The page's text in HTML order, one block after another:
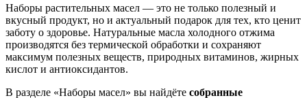
Наборы растительных масел — это не только полезный и
вкусный продукт, но и актуальный подарок для тех, кто ценит
заботу о здоровье. Натуральные масла холодного отжима
производятся без термической обработки и сохраняют
максимум полезных веществ, природных витаминов, жирных
кислот и антиоксидантов.
В разделе «Наборы масел» вы найдёте собранные